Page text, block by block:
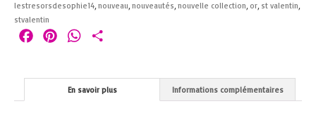
lestresorsdesophie14,nouveau,nouveautés,nouvelle collection, or, st valentin,
stvalentin
FacebookPinterestWhatsApp
En savoir plus Informations complémentaires